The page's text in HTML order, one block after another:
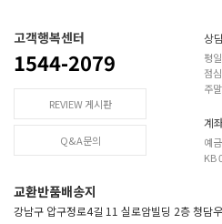
고객행복센터
1544-2079
REVIEW 게시판
Q&A문의
상
평
점
주
계
예
KB
교환반품배송지
강남구 압구정로4길 11 실로암빌딩 2층 청담